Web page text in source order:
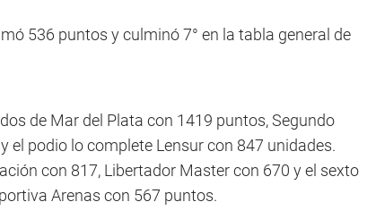
536 puntos y culminó 7° en la tabla general de
de Mar del Plata con 1419 puntos, Segundo
el podio lo complete Lensur con 847 unidades.
con 817, Libertador Master con 670 y el sexto
Arenas con 567 puntos.